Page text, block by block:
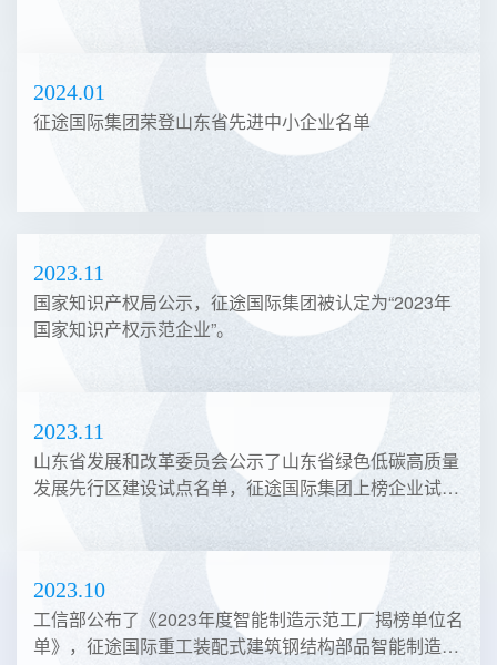
征途国际集团荣获“国家级制造业单项冠军示范企业”称
号。
征途国际集团2024年誓师动员大会暨目标责任状签订仪
式成功召开，拉开新一年奋斗序幕。